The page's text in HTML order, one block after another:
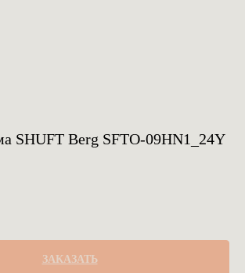
SHUFT Berg SFTO-09HN1_24Y
ЗАКАЗАТЬ